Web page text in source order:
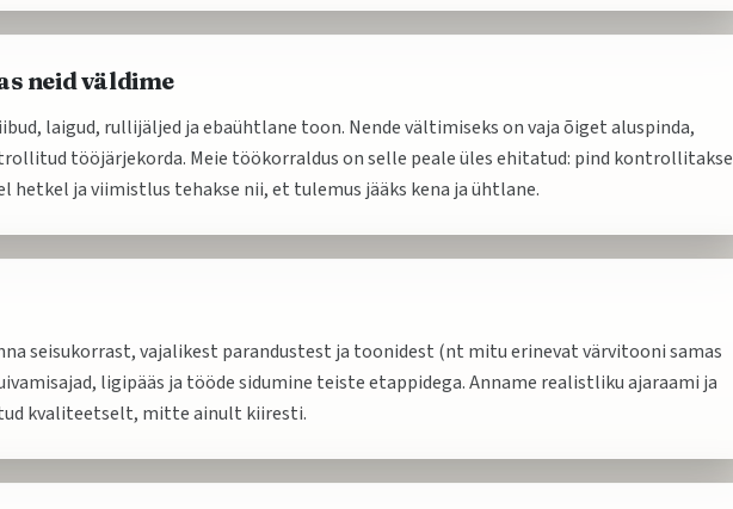
neid väldime
laigud, rullijäljed ja ebaühtlane toon. Nende vältimiseks on vaja õiget aluspinda,
tööjärjekorda. Meie töökorraldus on selle peale üles ehitatud: pind kontrollitakse
hetkel ja viimistlus tehakse nii, et tulemus jääks kena ja ühtlane.
seisukorrast, vajalikest parandustest ja toonidest (nt mitu erinevat värvitooni samas
ligipääs ja tööde sidumine teiste etappidega. Anname realistliku ajaraami ja
kvaliteetselt, mitte ainult kiiresti.